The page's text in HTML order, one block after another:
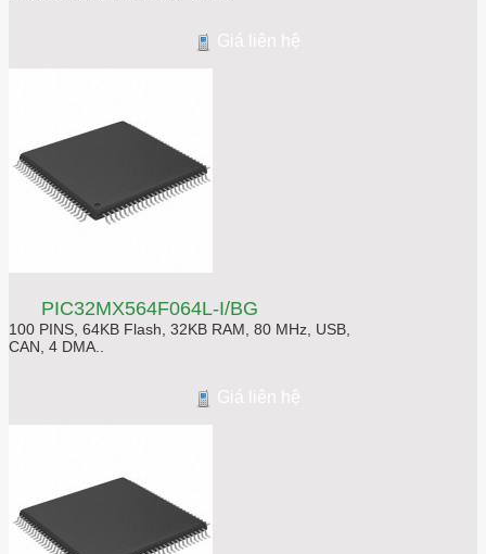
Giá liên hệ
PIC32MX564F064L-I/BG
100 PINS, 64KB Flash, 32KB RAM, 80 MHz, USB,
CAN, 4 DMA..
Giá liên hệ